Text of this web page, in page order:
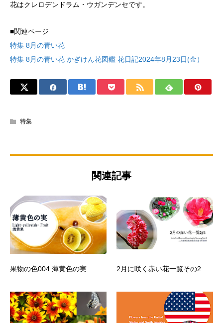
花はクレロデンドラム・ウガンデンセです。
■関連ページ
特集 8月の青い花
特集 8月の青い花 かぎけん花図鑑 花日記2024年8月23日(金）
特集
関連記事
果物の色004.薄黄色の実 2月に咲く赤い花一覧その2